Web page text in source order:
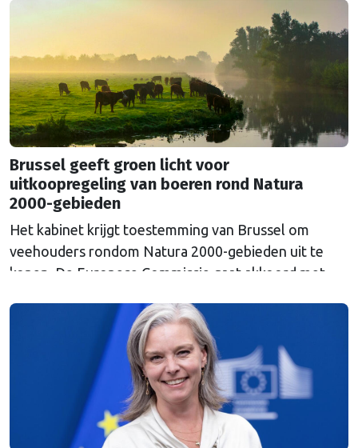
Euroclear parkeerde. De EU bevroor dat geld na de
Continued
Brussel geeft groen licht voor
uitkoopregeling van boeren rond Natura
2000-gebieden
Het kabinet krijgt toestemming van Brussel om
veehouders rondom Natura 2000-gebieden uit te
kopen. De Europese Commissie gaat akkoord met